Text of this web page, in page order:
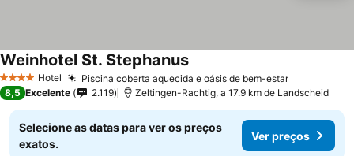
4 EstrelasHotel Piscina coberta aquecida e oásis de bem-estar
Weinhotel St. Stephanus
8,5 Excelente 2.119 Zeltingen-Rachtig, a 17.9 km de Landscheid
Selecione as datas para ver os preços
exatos.
Ver preços